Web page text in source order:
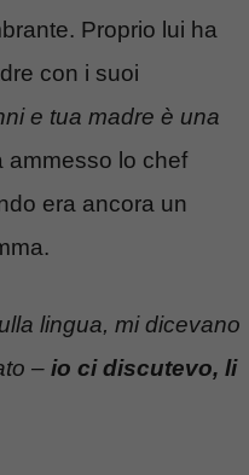
Proprio lui ha
con i suoi
e tua madre è una
lo chef
era ancora un
lingua, mi dicevano
– io ci discutevo, li